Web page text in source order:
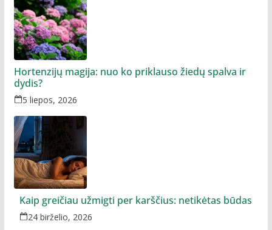
Hortenzijų magija: nuo ko priklauso žiedų spalva ir
dydis?
5 liepos, 2026
Kaip greičiau užmigti per karščius: netikėtas būdas
24 birželio, 2026